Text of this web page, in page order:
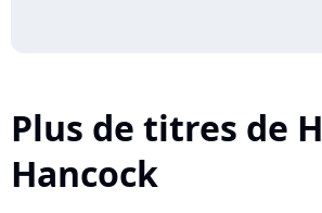
Plus de titres de
Hancock